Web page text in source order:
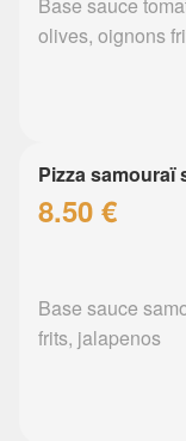
Base sauce
olives, oignons
Pizza samouraï
8.50 €
Base sauce
frits, jalapenos